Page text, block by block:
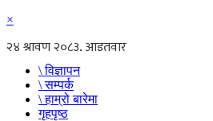
×
\ विज्ञापन
\ सम्पर्क
\ हाम्रो बारेमा
गृहपृष्ठ